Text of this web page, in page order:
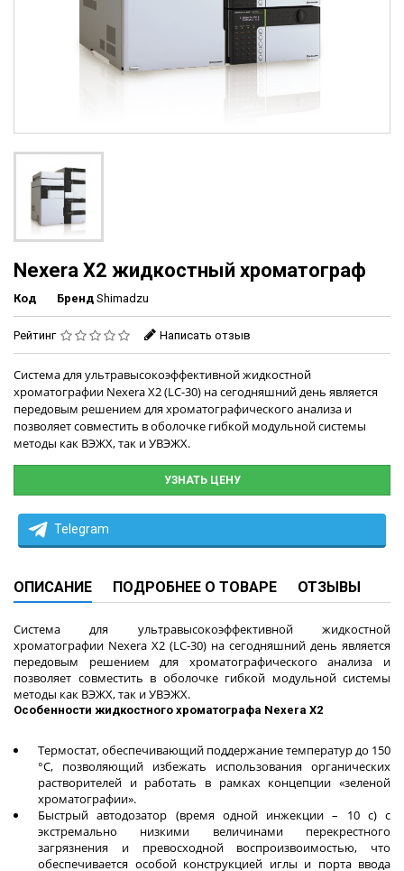
Nexera X2 жидкостный хроматограф
Код Бренд Shimadzu
Рейтинг Написать отзыв
Система для ультравысокоэффективной жидкостной
хроматографии Nexera X2 (LC-30) на сегодняшний день является
передовым решением для хроматографического анализа и
позволяет совместить в оболочке гибкой модульной системы
методы как ВЭЖХ, так и УВЭЖХ.
УЗНАТЬ ЦЕНУ
Telegram
ОПИСАНИЕ ПОДРОБНЕЕ О ТОВАРЕ ОТЗЫВЫ
Система для ультравысокоэффективной жидкостной
хроматографии Nexera X2 (LC-30) на сегодняшний день является
передовым решением для хроматографического анализа и
позволяет совместить в оболочке гибкой модульной системы
методы как ВЭЖХ, так и УВЭЖХ.
Особенности жидкостного хроматографа Nexera X2
Термостат, обеспечивающий поддержание температур до 150
°С, позволяющий избежать использования органических
растворителей и работать в рамках концепции «зеленой
хроматографии».
Быстрый автодозатор (время одной инжекции – 10 с) с
экстремально низкими величинами перекрестного
загрязнения и превосходной воспроизвоимостью, что
обеспечивается особой конструкцией иглы и порта ввода